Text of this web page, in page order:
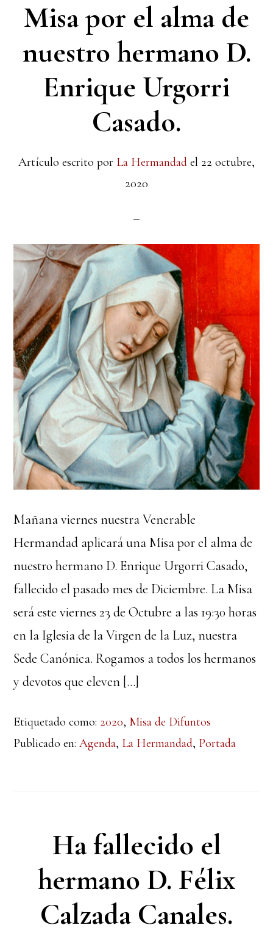
Misa por el alma de
nuestro hermano D.
Enrique Urgorri
Casado.
Artículo escrito por La Hermandad el 22 octubre,
2020
Mañana viernes nuestra Venerable
Hermandad aplicará una Misa por el alma de
nuestro hermano D. Enrique Urgorri Casado,
fallecido el pasado mes de Diciembre. La Misa
será este viernes 23 de Octubre a las 19:30 horas
en la Iglesia de la Virgen de la Luz, nuestra
Sede Canónica. Rogamos a todos los hermanos
y devotos que eleven […]
Etiquetado como: 2020, Misa de Difuntos
Publicado en:Agenda, La Hermandad, Portada
Ha fallecido el
hermano D. Félix
Calzada Canales.